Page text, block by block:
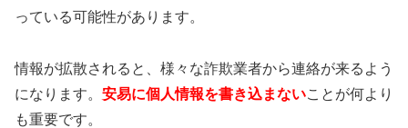
っている可能性があります。
情報が拡散されると、様々な詐欺業者から連絡が来るよう
になります。 安易に個人情報を書き込まないことが何より
も重要です。